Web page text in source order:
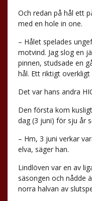
Och redan på hål ett
med en hole in one.
– Hålet spelades
motvind. Jag slog en
pinnen, studsade en
hål. Ett riktigt
Det var hans andra
Den första kom
dag (3 juni) för sju år
– Hm, 3 juni verkar
elva, säger han.
Lindlöven var en av
säsongen och nådde
norra halvan av